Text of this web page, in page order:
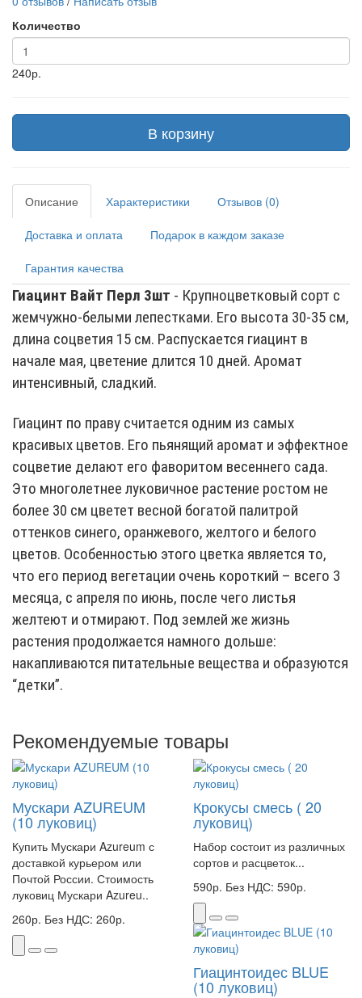
Количество
240р.
В корзину
Описание Характеристики Отзывов (0)
Доставка и оплата Подарок в каждом заказе
Гарантия качества
Гиацинт Вайт Перл 3шт - Крупноцветковый сорт с
жемчужно-белыми лепестками. Его высота 30-35 см,
длина соцветия 15 см. Распускается гиацинт в
начале мая, цветение длится 10 дней. Аромат
интенсивный, сладкий.
Гиацинт по праву считается одним из самых
красивых цветов. Его пьянящий аромат и эффектное
соцветие делают его фаворитом весеннего сада.
Это многолетнее луковичное растение ростом не
более 30 см цветет весной богатой палитрой
оттенков синего, оранжевого, желтого и белого
цветов. Особенностью этого цветка является то,
что его период вегетации очень короткий – всего 3
месяца, с апреля по июнь, после чего листья
желтеют и отмирают. Под землей же жизнь
растения продолжается намного дольше:
накапливаются питательные вещества и образуются
“детки”.
Рекомендуемые товары
Мускари AZUREUM
(10 луковиц)
Купить Мускари Azureum с
доставкой курьером или
Почтой России. Стоимость
луковиц Мускари Azureu..
260р. Без НДС: 260р.
Крокусы смесь ( 20
луковиц)
Набор состоит из различных
сортов и расцветок...
590р. Без НДС: 590р.
Гиацинтоидес BLUE
(10 луковиц)